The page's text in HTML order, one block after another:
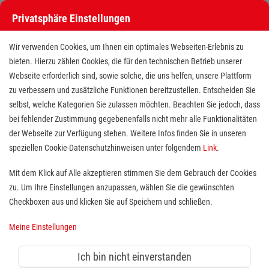
Freiwilligendienst (BFD/FSJ) im
Fahrdienst für kranke und
behinderte Menschen
Standort(e):
willkommen. Jeder findet bei uns die Tätigkeit, die ihn
Privatsphäre Einstellungen
Wir verwenden Cookies, um Ihnen ein optimales Webseiten-Erlebnis zu
bieten. Hierzu zählen Cookies, die für den technischen Betrieb unserer
Webseite erforderlich sind, sowie solche, die uns helfen, unsere Plattform
zu verbessern und zusätzliche Funktionen bereitzustellen. Entscheiden Sie
selbst, welche Kategorien Sie zulassen möchten. Beachten Sie jedoch, dass
bei fehlender Zustimmung gegebenenfalls nicht mehr alle Funktionalitäten
der Webseite zur Verfügung stehen. Weitere Infos finden Sie in unseren
speziellen Cookie-Datenschutzhinweisen unter folgendem Link.
Mit dem Klick auf Alle akzeptieren stimmen Sie dem Gebrauch der Cookies
zu. Um Ihre Einstellungen anzupassen, wählen Sie die gewünschten
Checkboxen aus und klicken Sie auf Speichern und schließen.
Meine Einstellungen
Ich bin nicht einverstanden